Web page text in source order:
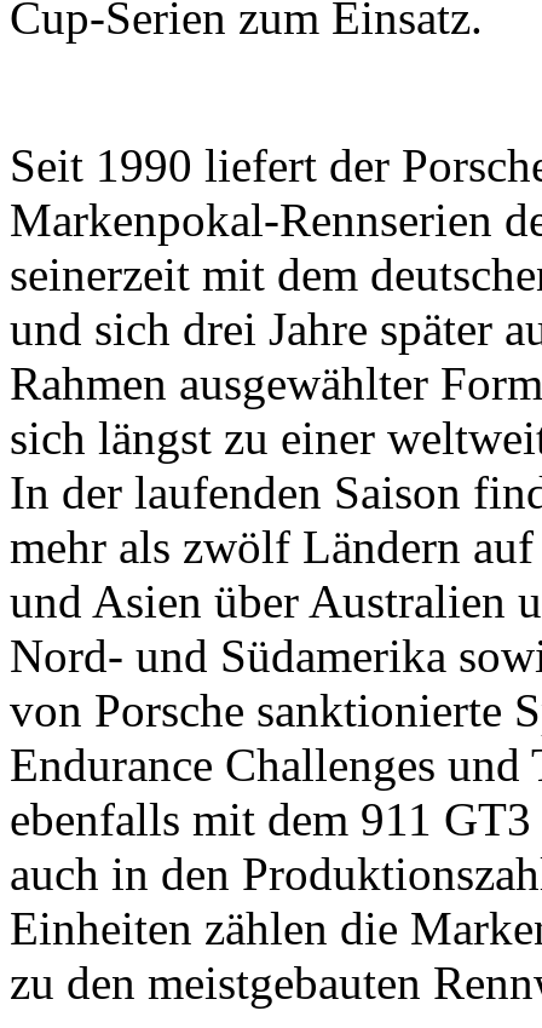
Cup-Serien zum Einsatz.
Seit 1990 liefert der
Markenpokal-Rennserien
seinerzeit mit dem
und sich drei Jahre später
Rahmen ausgewählter
sich längst zu einer
In der laufenden Saison
mehr als zwölf Ländern
und Asien über Australien
Nord- und Südamerika
von Porsche sanktionierte
Endurance Challenges
ebenfalls mit dem 911
auch in den
Einheiten zählen die
zu den meistgebauten